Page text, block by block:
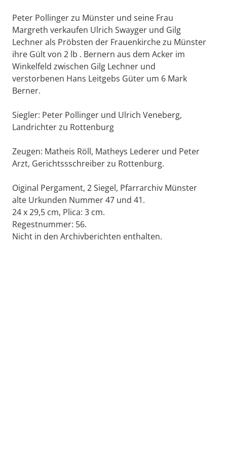
Peter Pollinger zu Münster und seine Frau
Margreth verkaufen Ulrich Swayger und Gilg
Lechner als Pröbsten der Frauenkirche zu Münster
ihre Gült von 2 lb . Bernern aus dem Acker im
Winkelfeld zwischen Gilg Lechner und
verstorbenen Hans Leitgebs Güter um 6 Mark
Berner.
Siegler: Peter Pollinger und Ulrich Veneberg,
Landrichter zu Rottenburg
Zeugen: Matheis Röll, Matheys Lederer und Peter
Arzt, Gerichtssschreiber zu Rottenburg.
Oiginal Pergament, 2 Siegel, Pfarrarchiv Münster
alte Urkunden Nummer 47 und 41.
24 x 29,5 cm, Plica: 3 cm.
Regestnummer: 56.
Nicht in den Archivberichten enthalten.